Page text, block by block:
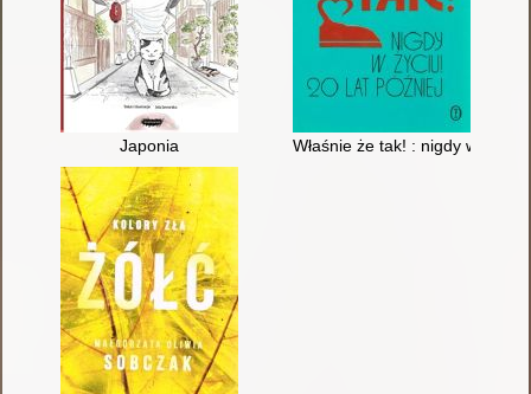
Japonia Właśnie że tak! : nigdy w